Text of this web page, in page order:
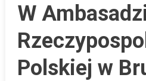
W
Polskiej w